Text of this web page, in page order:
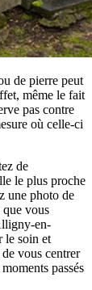
de pierre peut
même le fait
pas contre
où celle-ci
de
le plus proche
une photo de
que vous
en-
le soin et
vous centrer
passés